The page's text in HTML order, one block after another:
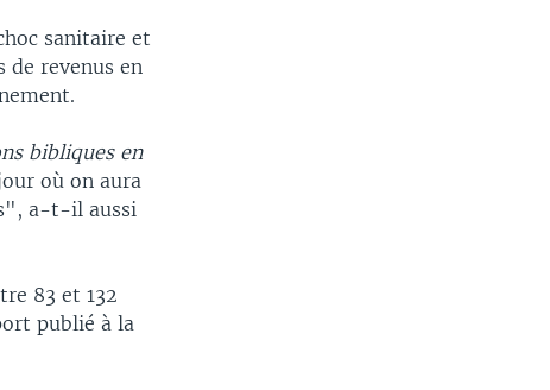
sanitaire et
de revenus en
bibliques en
où on aura
a-t-il aussi
83 et 132
publié à la